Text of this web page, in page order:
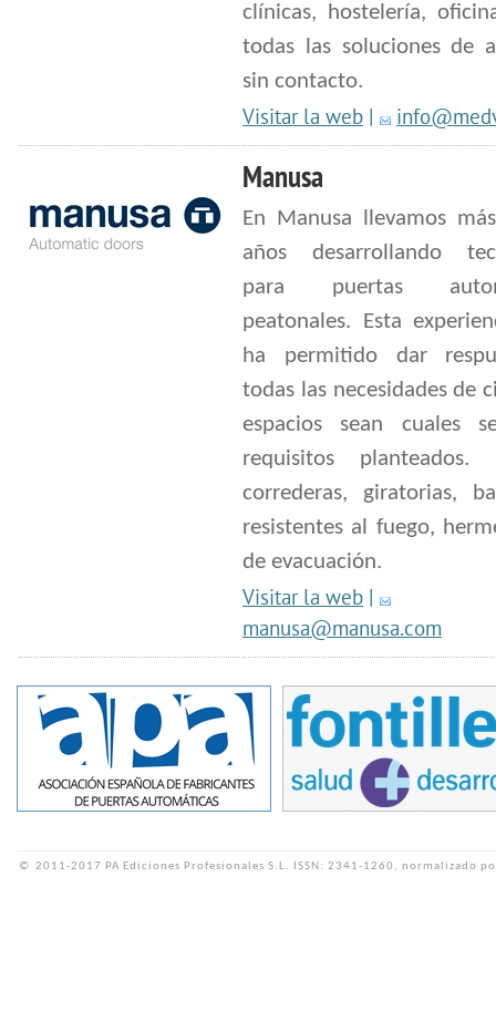
clínicas, hostelería,
todas las soluciones de
sin contacto.
Visitar la web |
Manusa
En Manusa llevamos
años desarrollando
para puertas
peatonales. Esta
ha permitido dar
todas las necesidades de
espacios sean cuales
requisitos planteados.
correderas, giratorias,
resistentes al fuego,
de evacuación.
Visitar la web |
manusa@manusa.com
© 2011-2017 PA Ediciones Profesionales S.L. ISSN: 2341-1260, normalizado